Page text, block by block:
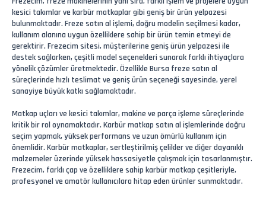
kesici takımlar ve karbür matkaplar gibi geniş bir ürün yelpazesi
bulunmaktadır. Freze satın al işlemi, doğru modelin seçilmesi kadar,
kullanım alanına uygun özelliklere sahip bir ürün temin etmeyi de
gerektirir. Frezecim sitesi, müşterilerine geniş ürün yelpazesi ile
destek sağlarken, çeşitli model seçenekleri sunarak farklı ihtiyaçlara
yönelik çözümler üretmektedir. Özellikle Bursa freze satın al
süreçlerinde hızlı teslimat ve geniş ürün seçeneği sayesinde, yerel
sanayiye büyük katkı sağlamaktadır.
Matkap uçları ve kesici takımlar, makine ve parça işleme süreçlerinde
kritik bir rol oynamaktadır. Karbür matkap satın al işlemlerinde doğru
seçim yapmak, yüksek performans ve uzun ömürlü kullanım için
önemlidir. Karbür matkaplar, sertleştirilmiş çelikler ve diğer dayanıklı
malzemeler üzerinde yüksek hassasiyetle çalışmak için tasarlanmıştır.
Frezecim, farklı çap ve özelliklere sahip karbür matkap çeşitleriyle,
profesyonel ve amatör kullanıcılara hitap eden ürünler sunmaktadır.